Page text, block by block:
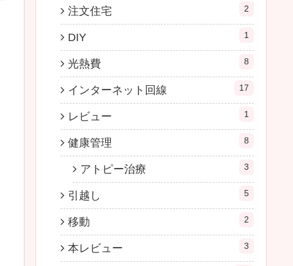
注文住宅 2
DIY 1
光熱費 8
インターネット回線 17
レビュー 1
健康管理 8
アトピー治療 3
引越し 5
移動 2
本レビュー 3